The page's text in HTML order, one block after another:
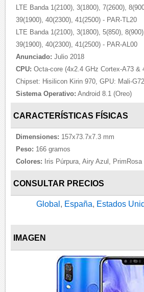
LTE Banda 1(2100), 3(1800), 7(2600),
39(1900), 40(2300), 41(2500) - PAR-TL20
LTE Banda 1(2100), 3(1800), 5(850),
39(1900), 40(2300), 41(2500) - PAR-AL00
Anunciado: Julio 2018
CPU: Octa-core (4x2.4 GHz Cortex-A73 &
Chipset: Hisilicon Kirin 970, GPU: Mali-
Sistema Operativo: Android 8.1 (Oreo)
CARACTERÍSTICAS FÍSICAS
Dimensiones: 157x73.7x7.3 mm
Peso: 166 gramos
Colores: Iris Púrpura, Airy Azul,
CONSULTAR PRECIOS
Global , España, Estados
IMAGEN